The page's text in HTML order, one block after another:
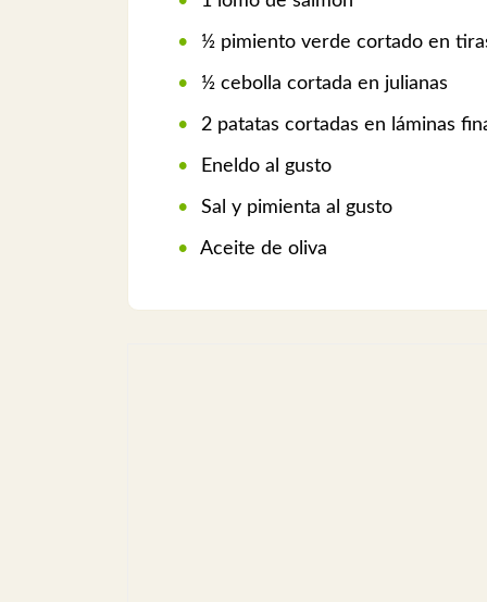
½ pimiento verde cortado en
½ cebolla cortada en julianas
2 patatas cortadas en láminas
Eneldo al gusto
Sal y pimienta al gusto
Aceite de oliva